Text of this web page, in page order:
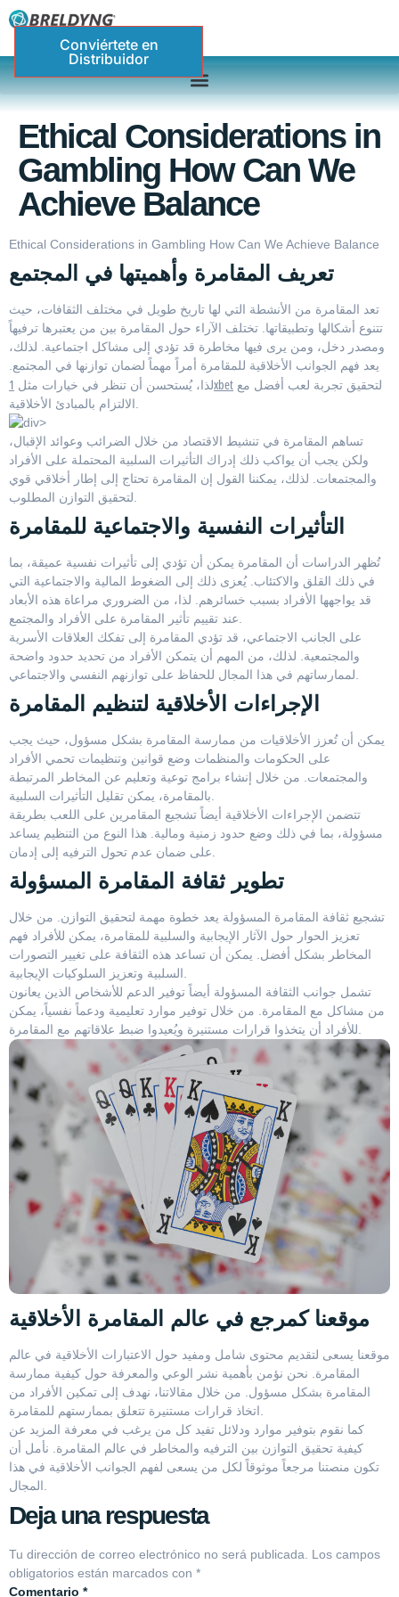
Conviértete en
Distribuidor
Ethical Considerations in
Gambling How Can We
Achieve Balance
Ethical Considerations in Gambling How Can We Achieve Balance
تعريف المقامرة وأهميتها في المجتمع
تعد المقامرة من الأنشطة التي لها تاريخ طويل في مختلف الثقافات، حيث
تتنوع أشكالها وتطبيقاتها. تختلف الآراء حول المقامرة بين من يعتبرها ترفيهاً
ومصدر دخل، ومن يرى فيها مخاطرة قد تؤدي إلى مشاكل اجتماعية. لذلك،
يعد فهم الجوانب الأخلاقية للمقامرة أمراً مهماً لضمان توازنها في المجتمع.
لذا، يُستحسن أن تنظر في خيارات مثل1xbet
تساهم المقامرة في تنشيط الاقتصاد من خلال الضرائب وعوائد الإقبال،
ولكن يجب أن يواكب ذلك إدراك التأثيرات السلبية المحتملة على الأفراد
والمجتمعات. لذلك، يمكننا القول إن المقامرة تحتاج إلى إطار أخلاقي قوي
التأثيرات النفسية والاجتماعية للمقامرة
تُظهر الدراسات أن المقامرة يمكن أن تؤدي إلى تأثيرات نفسية عميقة، بما
في ذلك القلق والاكتئاب. يُعزى ذلك إلى الضغوط المالية والاجتماعية التي
قد يواجهها الأفراد بسبب خسائرهم. لذا، من الضروري مراعاة هذه الأبعاد
على الجانب الاجتماعي، قد تؤدي المقامرة إلى تفكك العلاقات الأسرية
والمجتمعية. لذلك، من المهم أن يتمكن الأفراد من تحديد حدود واضحة
الإجراءات الأخلاقية لتنظيم المقامرة
يمكن أن تُعزز الأخلاقيات من ممارسة المقامرة بشكل مسؤول، حيث يجب
على الحكومات والمنظمات وضع قوانين وتنظيمات تحمي الأفراد
والمجتمعات. من خلال إنشاء برامج توعية وتعليم عن المخاطر المرتبطة
تتضمن الإجراءات الأخلاقية أيضاً تشجيع المقامرين على اللعب بطريقة
مسؤولة، بما في ذلك وضع حدود زمنية ومالية. هذا النوع من التنظيم يساعد
تطوير ثقافة المقامرة المسؤولة
تشجيع ثقافة المقامرة المسؤولة يعد خطوة مهمة لتحقيق التوازن. من خلال
تعزيز الحوار حول الآثار الإيجابية والسلبية للمقامرة، يمكن للأفراد فهم
المخاطر بشكل أفضل. يمكن أن تساعد هذه الثقافة على تغيير التصورات
تشمل جوانب الثقافة المسؤولة أيضاً توفير الدعم للأشخاص الذين يعانون
من مشاكل مع المقامرة. من خلال توفير موارد تعليمية ودعماً نفسياً، يمكن
موقعنا كمرجع في عالم المقامرة الأخلاقية
موقعنا يسعى لتقديم محتوى شامل ومفيد حول الاعتبارات الأخلاقية في عالم
المقامرة. نحن نؤمن بأهمية نشر الوعي والمعرفة حول كيفية ممارسة
المقامرة بشكل مسؤول. من خلال مقالاتنا، نهدف إلى تمكين الأفراد من
كما نقوم بتوفير موارد ودلائل تفيد كل من يرغب في معرفة المزيد عن
كيفية تحقيق التوازن بين الترفيه والمخاطر في عالم المقامرة. نأمل أن
تكون منصتنا مرجعاً موثوقاً لكل من يسعى لفهم الجوانب الأخلاقية في هذا
Deja una respuesta
Tu dirección de correo electrónico no será publicada.
Los campos
obligatorios están marcados con *
Comentario *